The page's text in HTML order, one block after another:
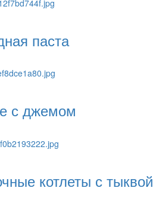
паста
с джемом
котлеты с тыквой